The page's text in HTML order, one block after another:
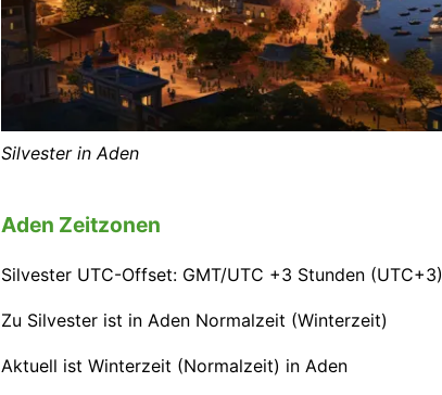
Silvester in Aden
Aden Zeitzonen
Silvester UTC-Offset: GMT/UTC +3 Stunden (UTC+3)
Zu Silvester ist in Aden Normalzeit (Winterzeit)
Aktuell ist Winterzeit (Normalzeit) in Aden